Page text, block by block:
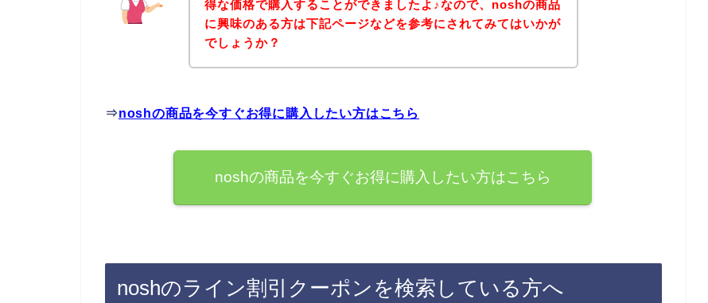
得な価格で購入することができましたよ♪なので、noshの商品
に興味のある方は下記ページなどを参考にされてみてはいかが
でしょうか？
⇒noshの商品を今すぐお得に購入したい方はこちら
noshの商品を今すぐお得に購入したい方はこちら
noshのライン割引クーポンを検索している方へ